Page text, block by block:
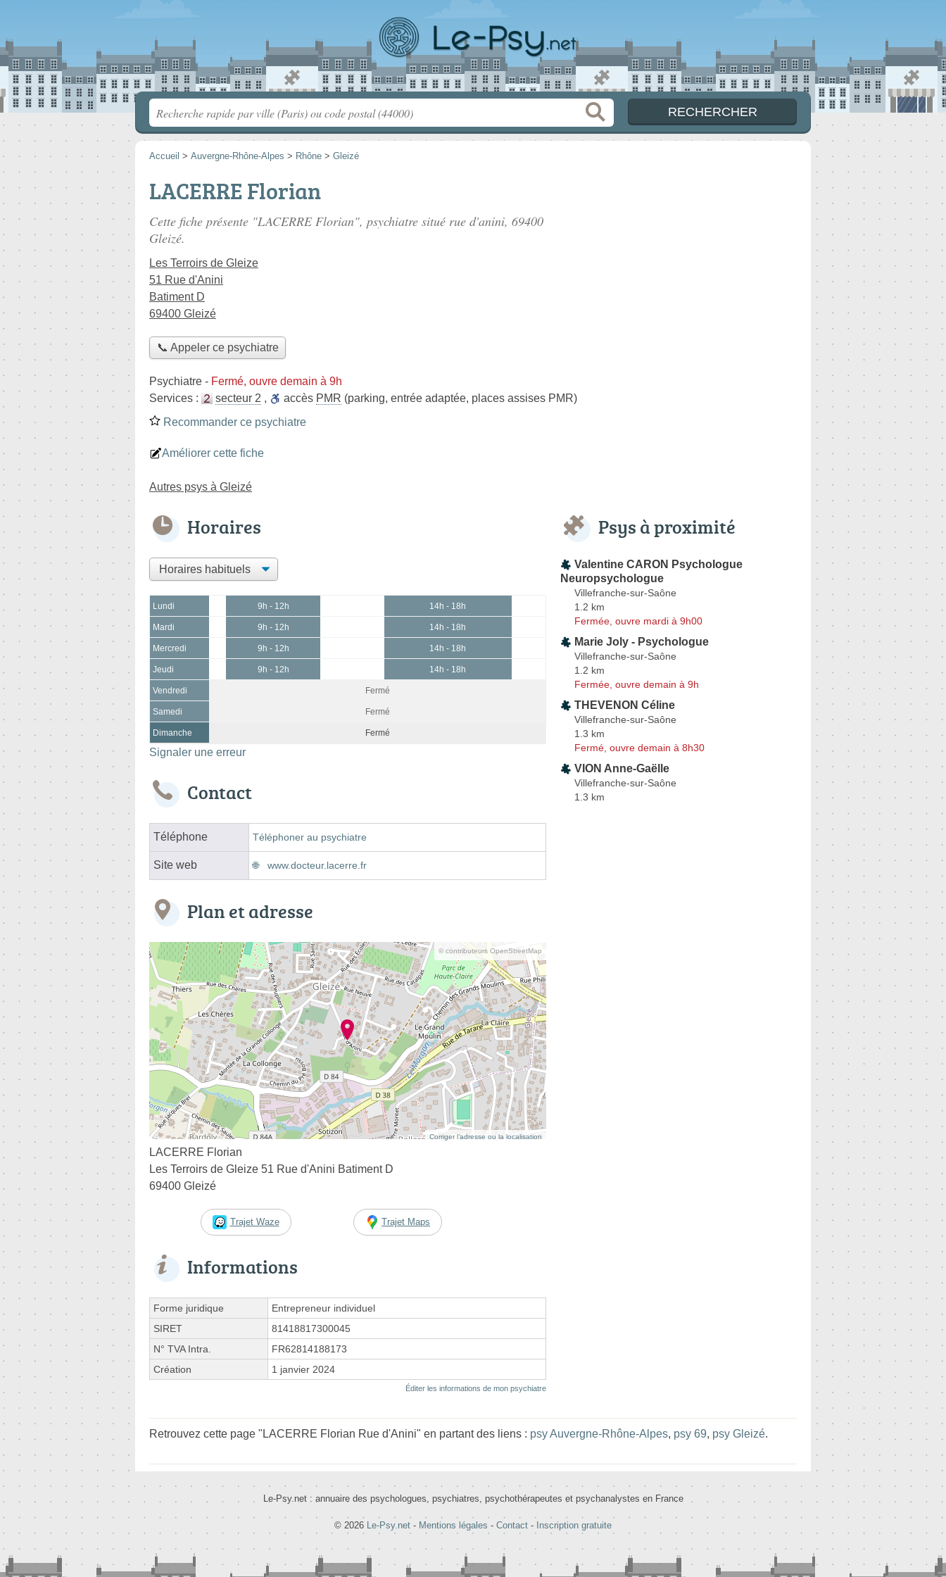
Accueil > Auvergne-Rhône-Alpes > Rhône > Gleizé
LACERRE Florian
Cette fiche présente "LACERRE Florian", psychiatre situé rue d'anini, 69400
Gleizé.
Les Terroirs de Gleize
51 Rue d'Anini
Batiment D
69400 Gleizé
📞 Appeler ce psychiatre
Psychiatre - Fermé, ouvre demain à 9h
Services :
secteur 2 , accès PMR (parking, entrée adaptée, places assises PMR)
Recommander ce psychiatre
Améliorer cette fiche
Autres psys à Gleizé
Horaires
Lundi 9h - 12h 14h - 18h
Mardi 9h - 12h 14h - 18h
Mercredi 9h - 12h 14h - 18h
Jeudi 9h - 12h 14h - 18h
Vendredi Fermé
Samedi Fermé
Dimanche Fermé
Signaler une erreur
Contact
Téléphone Téléphoner au psychiatre
Site web www.docteur.lacerre.fr
Plan et adresse
© contributeurs OpenStreetMap
Corriger l’adresse ou la localisation
LACERRE Florian
Les Terroirs de Gleize 51 Rue d'Anini Batiment D
69400 Gleizé
Trajet Waze Trajet Maps
Informations
Forme juridique
Entrepreneur individuel
SIRET
81418817300045
N° TVA Intra.
FR62814188173
Création
1 janvier 2024
Éditer les informations de mon psychiatre
Psys à proximité
Valentine CARON Psychologue
Neuropsychologue
Villefranche-sur-Saône
1.2 km
Fermée, ouvre mardi à 9h00
Marie Joly - Psychologue
Villefranche-sur-Saône
1.2 km
Fermée, ouvre demain à 9h
THEVENON Céline
Villefranche-sur-Saône
1.3 km
Fermé, ouvre demain à 8h30
VION Anne-Gaëlle
Villefranche-sur-Saône
1.3 km
Retrouvez cette page "LACERRE Florian Rue d'Anini" en partant des liens : psy Auvergne-Rhône-Alpes, psy 69, psy Gleizé.
Le-Psy.net : annuaire des psychologues, psychiatres, psychothérapeutes et psychanalystes en France
© 2026 Le-Psy.net - Mentions légales - Contact - Inscription gratuite